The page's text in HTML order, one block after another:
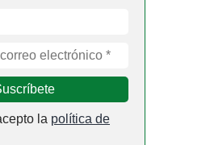
la política de